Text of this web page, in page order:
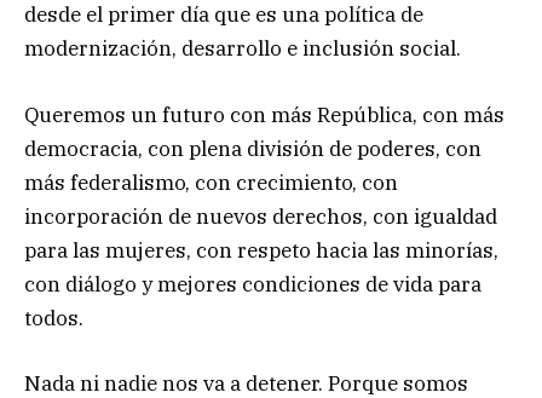
desde el primer día que es una política de
modernización, desarrollo e inclusión social.
Queremos un futuro con más República, con más
democracia, con plena división de poderes, con
más federalismo, con crecimiento, con
incorporación de nuevos derechos, con igualdad
para las mujeres, con respeto hacia las minorías,
con diálogo y mejores condiciones de vida para
todos.
Nada ni nadie nos va a detener. Porque somos